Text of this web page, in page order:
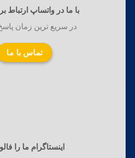
با ما در واتساپ ارتباط
در سریع ترین زمان
تماس با ما
اینستاگرام ما را